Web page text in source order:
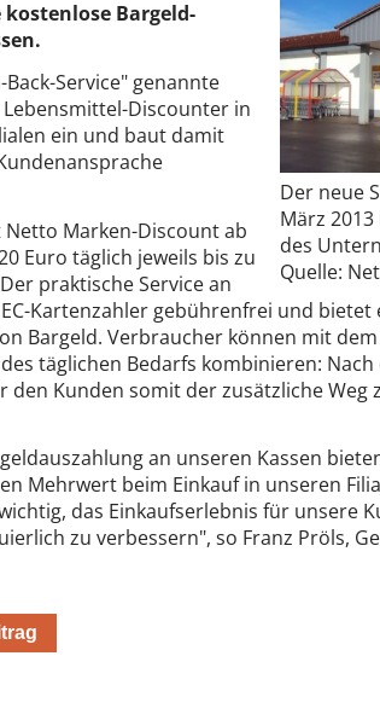
Der neue
März
des
Quelle:
Bargeld-
Service" genannte
Discounter in
ein und baut damit
Marken-Discount ab
Euro täglich jeweils bis zu
praktische Service an
Kartenzahler gebührenfrei und bietet
Bargeld. Verbraucher können mit
täglichen Bedarfs kombinieren:
Kunden somit der zusätzliche Weg
an unseren Kassen
Mehrwert beim Einkauf in unseren
das Einkaufserlebnis für unsere
zu verbessern", so Franz Pröls,